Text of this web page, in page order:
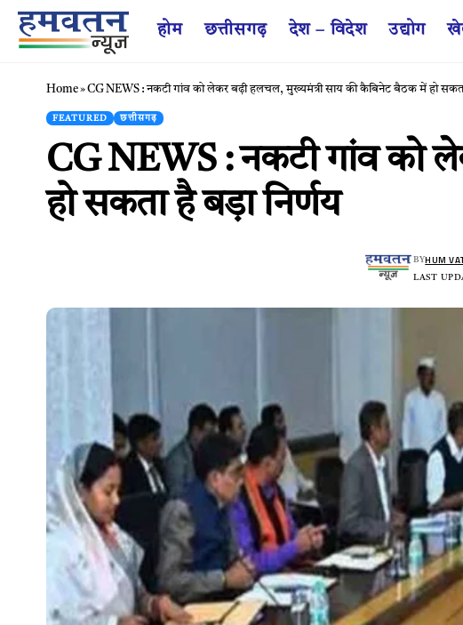
होम छत्तीसगढ़ देश – विदेश उद्योग
Home»CG NEWS : नकटी गांव को लेकर बढ़ी हलचल, मुख्यमंत्री साय की कैबिनेट बैठक में हो सकता
FEATURED छत्तीसगढ़
CG NEWS : नकटी गांव को
हो सकता है बड़ा निर्णय
LAST
BYHUM